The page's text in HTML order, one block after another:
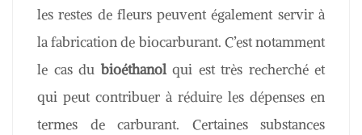
les restes de fleurs peuvent également servir à
la fabrication de biocarburant. C’est notamment
le cas du bioéthanolqui est très recherché et
qui peut contribuer à réduire les dépenses en
termes de carburant. Certaines substances